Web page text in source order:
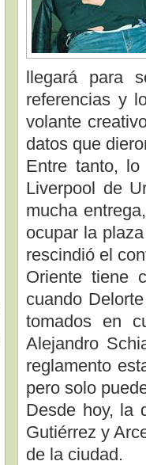
llegará para
referencias y
volante
datos que
Entre tanto,
Liverpool de
mucha
ocupar la
rescindió el
Oriente tiene
cuando
tomados en
Alejandro
reglamento
pero solo
Desde hoy, la
Gutiérrez y
de la ciudad.